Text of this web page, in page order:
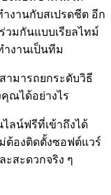
งานกับสเปรดชีต อีก
วมกันแบบเรียลไทม์
งานเป็นทีม
ามารถยกระดับวิธี
ณได้อย่างไร
ไลน์ฟรีที่เข้าถึงได้
ต้องติดตั้งซอฟต์แวร์
ะสะดวกจริง ๆ